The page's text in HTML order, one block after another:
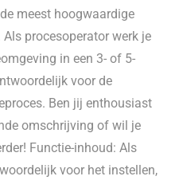
meest hoogwaardige
procesoperator werk je
in een 3- of 5-
voor de
Ben jij enthousiast
omschrijving of wil je
Functie-inhoud: Als
voor het instellen,